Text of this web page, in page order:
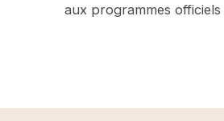
aux programmes officiels